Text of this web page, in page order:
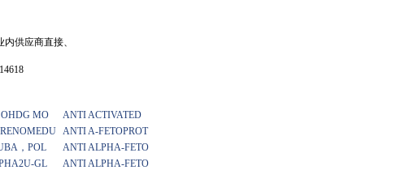
供应商直接、
MO
ANTI ACTIVATED
ANTI A-FETOPROT
，POL
ANTI ALPHA-FETO
GL
ANTI ALPHA-FETO